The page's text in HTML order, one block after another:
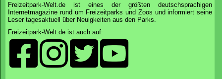
Freizeitpark-Welt.de ist eines der größten deutschsprachigen
Internetmagazine rund um Freizeitparks und Zoos und informiert seine
Leser tagesaktuell über Neuigkeiten aus den Parks.
Freizeitpark-Welt.de ist auch auf: